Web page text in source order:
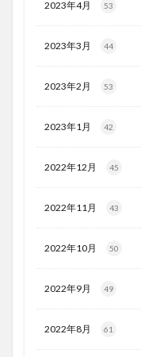
2023年4月 53
2023年3月 44
2023年2月 53
2023年1月 42
2022年12月 45
2022年11月 43
2022年10月 50
2022年9月 49
2022年8月 61